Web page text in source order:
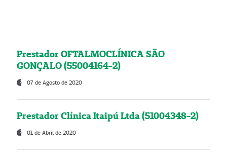
Prestador OFTALMOCLÍNICA SÃO
GONÇALO (55004164-2)
07 de Agosto de 2020
Prestador Clínica Itaipú Ltda (51004348-2)
01 de Abril de 2020